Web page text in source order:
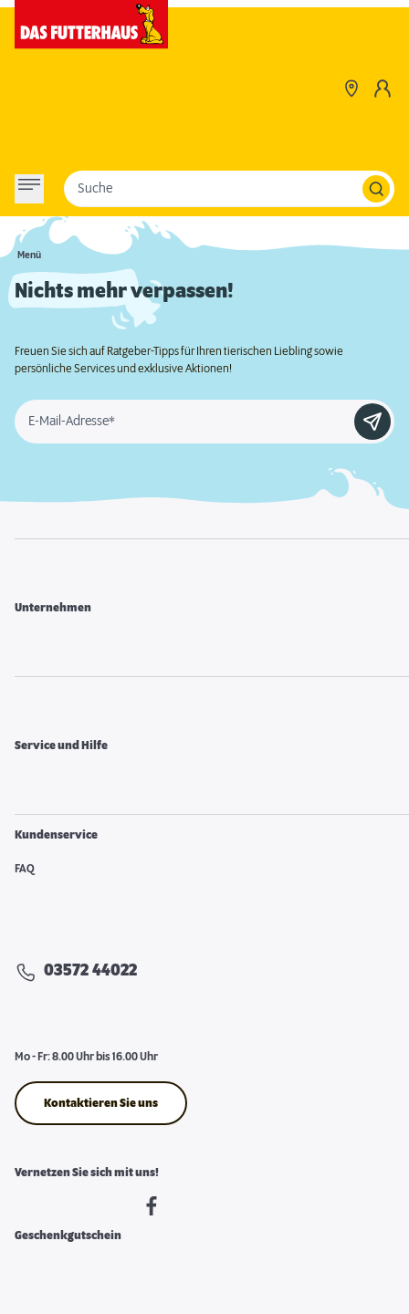
Menü
Suche
Nichts mehr verpassen!
Freuen Sie sich auf Ratgeber-Tipps für Ihren tierischen Liebling sowie
persönliche Services und exklusive Aktionen!
E-Mail-Adresse*
Unternehmen
Service und Hilfe
Kundenservice
FAQ
03572 44022
Mo - Fr: 8.00 Uhr bis 16.00 Uhr
Kontaktieren Sie uns
Vernetzen Sie sich mit uns!
Geschenkgutschein